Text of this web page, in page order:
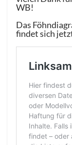
WB!
Das
findet sich